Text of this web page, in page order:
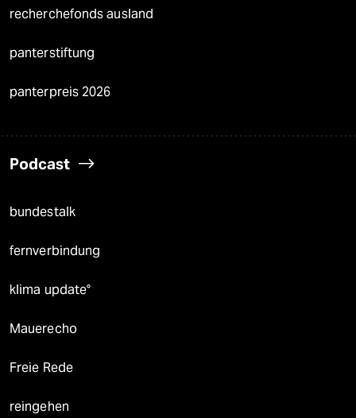
recherchefonds ausland
panterstiftung
panterpreis 2026
Podcast
bundestalk
fernverbindung
klima update°
Mauerecho
Freie Rede
reingehen